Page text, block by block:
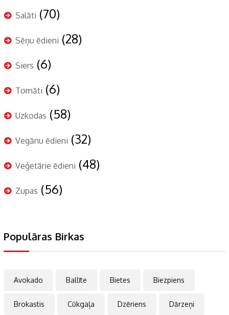
Salāti (70)
Sēņu ēdieni (28)
Siers (6)
Tomāti (6)
Uzkodas (58)
Vegānu ēdieni (32)
Veģetārie ēdieni (48)
Zupas (56)
Populāras Birkas
Avokado Ballīte Bietes Biezpiens
Brokastis Cūkgaļa Dzēriens Dārzeņi